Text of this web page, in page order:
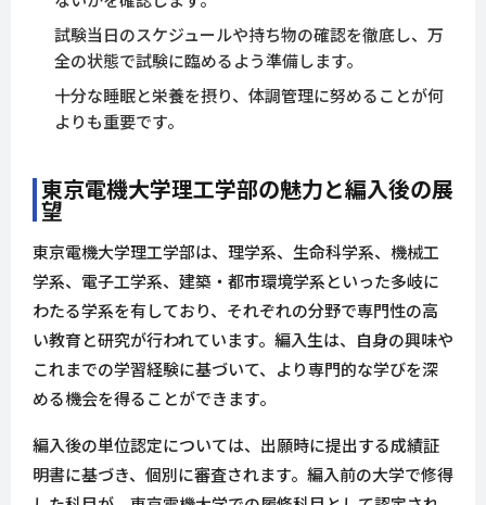
試験当日のスケジュールや持ち物の確認を徹底し、万
全の状態で試験に臨めるよう準備します。
十分な睡眠と栄養を摂り、体調管理に努めることが何
よりも重要です。
東京電機大学理工学部の魅力と編入後の展
望
東京電機大学理工学部は、理学系、生命科学系、機械工
学系、電子工学系、建築・都市環境学系といった多岐に
わたる学系を有しており、それぞれの分野で専門性の高
い教育と研究が行われています。編入生は、自身の興味や
これまでの学習経験に基づいて、より専門的な学びを深
める機会を得ることができます。
編入後の単位認定については、出願時に提出する成績証
明書に基づき、個別に審査されます。編入前の大学で修得